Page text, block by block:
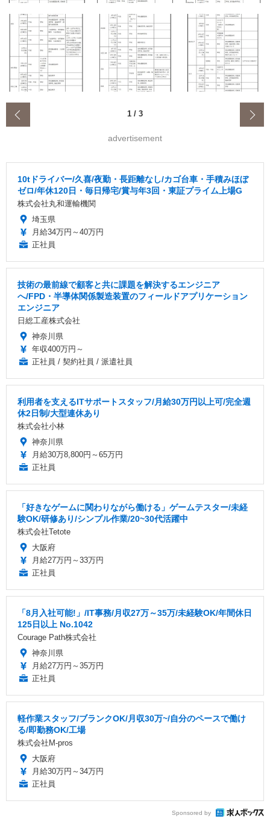
1 / 3
advertisement
10tドライバー/久喜/夜勤・長距離なし/カゴ台車・手積みほぼ
ゼロ/年休120日・毎日帰宅/賞与年3回・東証プライム上場G
株式会社丸和運輸機関
埼玉県
月給34万円～40万円
正社員
技術の最前線で顧客と共に課題を解決するエンジニア
へ/FPD・半導体関係製造装置のフィールドアプリケーション
エンジニア
日総工産株式会社
神奈川県
年収400万円～
正社員 / 契約社員 / 派遣社員
利用者を支えるITサポートスタッフ/月給30万円以上可/完全週
休2日制/大型連休あり
株式会社小林
神奈川県
月給30万8,800円～65万円
正社員
「好きなゲームに関わりながら働ける」ゲームテスター/未経
験OK/研修あり/シンプル作業/20~30代活躍中
株式会社Tetote
大阪府
月給27万円～33万円
正社員
「8月入社可能!」/IT事務/月収27万～35万/未経験OK/年間休日
125日以上 No.1042
Courage Path株式会社
神奈川県
月給27万円～35万円
正社員
軽作業スタッフ/ブランクOK/月収30万~/自分のペースで働け
る/即勤務OK/工場
株式会社M-pros
大阪府
月給30万円～34万円
正社員
Sponsored by